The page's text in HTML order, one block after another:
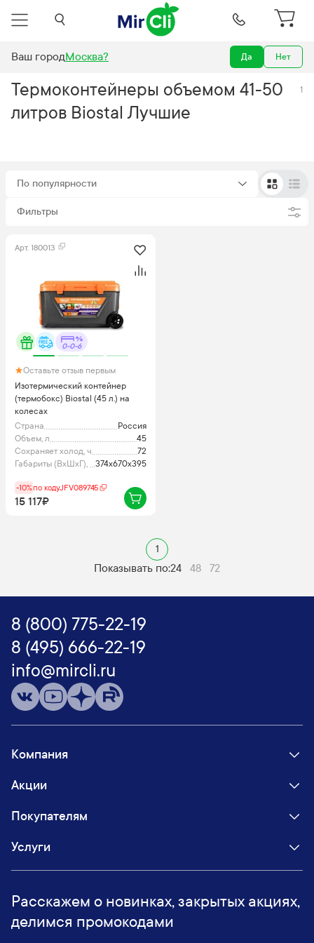
Ваш городМосква? Да Нет
Термоконтейнеры Biostal Лучшие
Термоконтейнеры объемом 41-50
литров Biostal Лучшие
1
По популярности
Фильтры
Арт. 180013
0-0-6
Оставьте отзыв первым
Изотермический контейнер
(термобокс) Biostal (45 л.) на
колесах
Страна
Россия
Объем, л
45
Сохраняет холод, ч
72
Габариты (ВхШхГ), мм374x670x395
-10%по кодуJFV089745
15 117₽
1
Показывать по:24 48 72
8 (800) 775-22-19
8 (495) 666-22-19
info@mircli.ru
Компания
Акции
Покупателям
Услуги
Расскажем о новинках, закрытых акциях,
делимся промокодами